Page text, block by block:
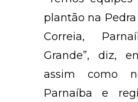
plantão na
Correia,
Grande”, diz,
assim como
Parnaíba e